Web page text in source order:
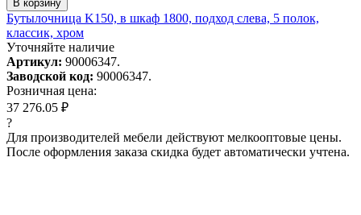
В корзину
Бутылочница K150, в шкаф 1800, подход слева, 5 полок,
классик, хром
Уточняйте наличие
Артикул: 90006347.
Заводской код: 90006347.
Розничная цена:
37 276.05 ₽
?
Для производителей мебели действуют мелкооптовые цены.
После оформления заказа скидка будет автоматически учтена.